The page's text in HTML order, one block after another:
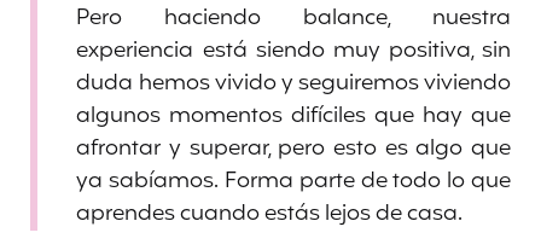
Pero haciendo balance, nuestra
experiencia está siendo muy positiva, sin
duda hemos vivido y seguiremos viviendo
algunos momentos difíciles que hay que
afrontar y superar, pero esto es algo que
ya sabíamos. Forma parte de todo lo que
aprendes cuando estás lejos de casa.